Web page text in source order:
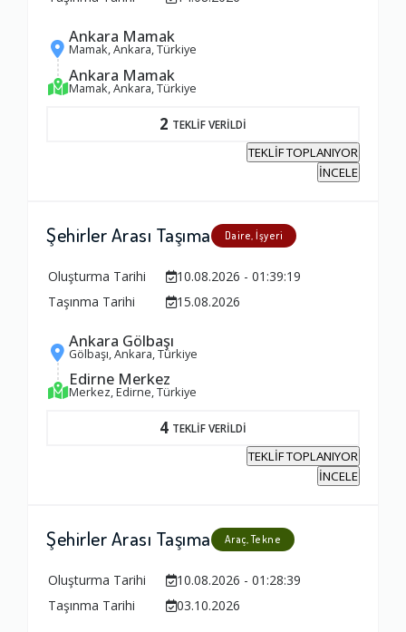
Ankara Mamak
Mamak, Ankara, Türkiye
Ankara Mamak
Mamak, Ankara, Türkiye
2 TEKLİF VERİLDİ
TEKLİF TOPLANIYOR
İNCELE
Şehirler Arası Taşıma Daire, İşyeri
Oluşturma Tarihi
10.08.2026 - 01:39:19
Taşınma Tarihi
15.08.2026
Ankara Gölbaşı
Gölbaşı, Ankara, Türkiye
Edirne Merkez
Merkez, Edirne, Türkiye
4 TEKLİF VERİLDİ
TEKLİF TOPLANIYOR
İNCELE
Şehirler Arası Taşıma Araç, Tekne
Oluşturma Tarihi
10.08.2026 - 01:28:39
Taşınma Tarihi
03.10.2026
Ambalajlama Hizmeti
Firma ile İletişim
1.0
1.0
Firma Çalışanları